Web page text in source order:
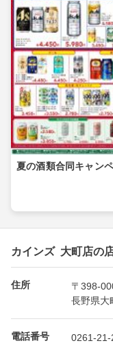
夏の酒類合同キャン
カインズ 大町店の
住所
〒398-
長野県大
電話番号 0261-21-